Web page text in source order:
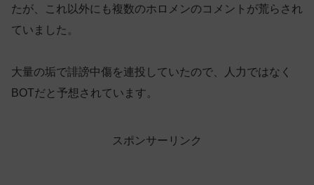
たが、これ以外にも複数のホロメンのコメントが荒らされ
ていました。
大量の垢で誹謗中傷を連投していたので、人力ではなく
BOTだと予想されています。
スポンサーリンク